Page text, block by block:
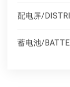
配电屏/
蓄电池/